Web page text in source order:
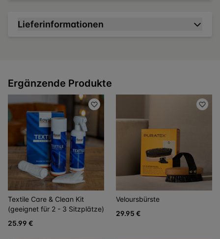
Lieferinformationen
Ergänzende Produkte
Textile Care & Clean Kit
(geeignet für 2 - 3 Sitzplätze)
25.99 €
Veloursbürste
29.95 €